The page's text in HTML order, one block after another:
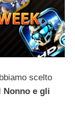
scelto
Nonno e gli